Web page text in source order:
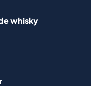
whisky